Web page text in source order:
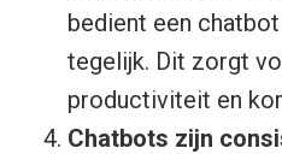
bedient een
tegelijk. Dit zorgt
productiviteit en
Chatbots zijn